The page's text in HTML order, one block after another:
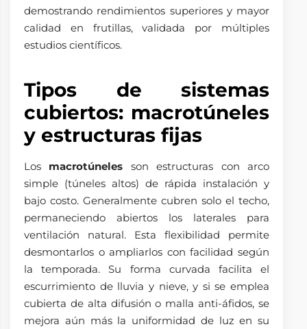
demostrando rendimientos superiores y mayor
calidad en frutillas, validada por múltiples
estudios científicos.
Tipos de sistemas
cubiertos: macrotúneles
y estructuras fijas
Los macrotúneles son estructuras con arco
simple (túneles altos) de rápida instalación y
bajo costo. Generalmente cubren solo el techo,
permaneciendo abiertos los laterales para
ventilación natural. Esta flexibilidad permite
desmontarlos o ampliarlos con facilidad según
la temporada. Su forma curvada facilita el
escurrimiento de lluvia y nieve, y si se emplea
cubierta de alta difusión o malla anti-áfidos, se
mejora aún más la uniformidad de luz en su